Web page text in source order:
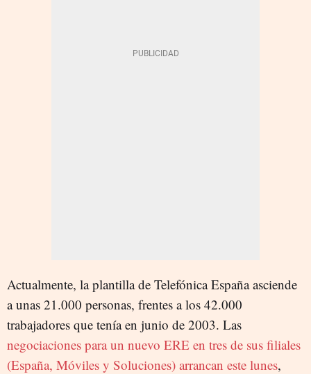
Actualmente, la plantilla de Telefónica España asciende
a unas 21.000 personas, frentes a los 42.000
trabajadores que tenía en junio de 2003. Las
negociaciones para un nuevo ERE en tres de sus filiales
(España, Móviles y Soluciones) arrancan este lunes,